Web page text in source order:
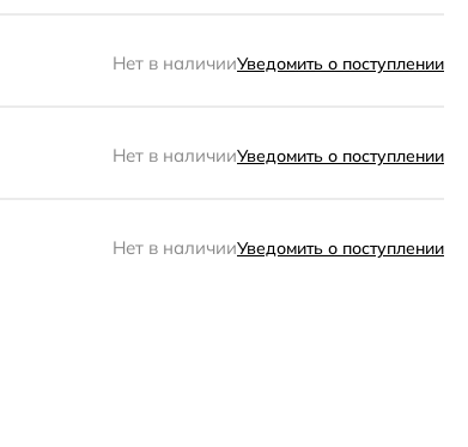
Нет в наличииУведомить о поступлении
Нет в наличииУведомить о поступлении
Нет в наличииУведомить о поступлении